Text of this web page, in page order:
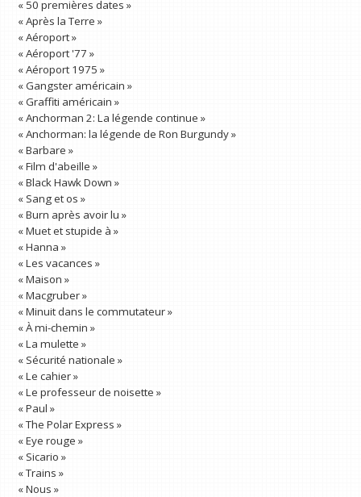
« 50 premières dates »
« Après la Terre »
« Aéroport »
« Aéroport '77 »
« Aéroport 1975 »
« Gangster américain »
« Graffiti américain »
« Anchorman 2: La légende continue »
« Anchorman: la légende de Ron Burgundy »
« Barbare »
« Film d'abeille »
« Black Hawk Down »
« Sang et os »
« Burn après avoir lu »
« Muet et stupide à »
« Hanna »
« Les vacances »
« Maison »
« Macgruber »
« Minuit dans le commutateur »
« À mi-chemin »
« La mulette »
« Sécurité nationale »
« Le cahier »
« Le professeur de noisette »
« Paul »
« The Polar Express »
« Eye rouge »
« Sicario »
« Trains »
« Nous »